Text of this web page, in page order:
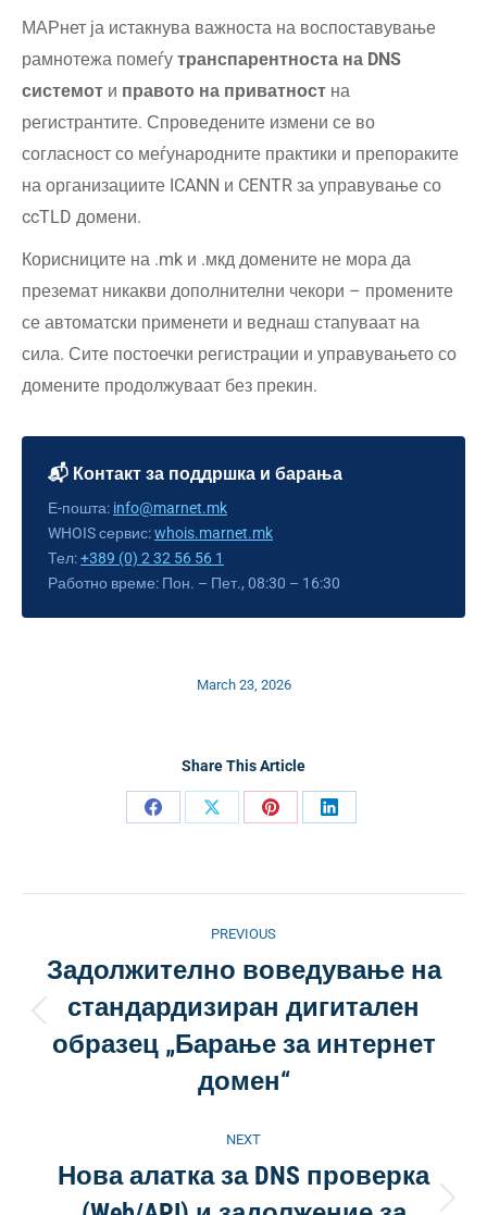
МАРнет ја истакнува важноста на воспоставување
рамнотежа помеѓу транспарентноста на DNS
системот и правото на приватност на
регистрантите. Спроведените измени се во
согласност со меѓународните практики и препораките
на организациите ICANN и CENTR за управување со
ccTLD домени.
Корисниците на .mk и .мкд домените не мора да
преземат никакви дополнителни чекори – промените
се автоматски применети и веднаш стапуваат на
сила. Сите постоечки регистрации и управувањето со
домените продолжуваат без прекин.
📬 Контакт за поддршка и барања
Е-пошта: info@marnet.mk
WHOIS сервис:whois.marnet.mk
Тел:+389 (0) 2 32 56 56 1
Работно време: Пон. – Пет., 08:30 – 16:30
March 23, 2026
Share This Article
Share
Share
Share
Share
navigation
PREVIOUS
Previous
post:
Задолжително воведување на
стандардизиран дигитален
образец „Барање за интернет
домен“
NEXT
Нова алатка за DNS проверка